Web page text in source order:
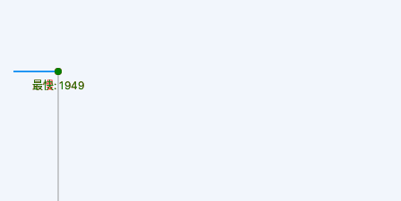
最慢: 1949
最快: 1949